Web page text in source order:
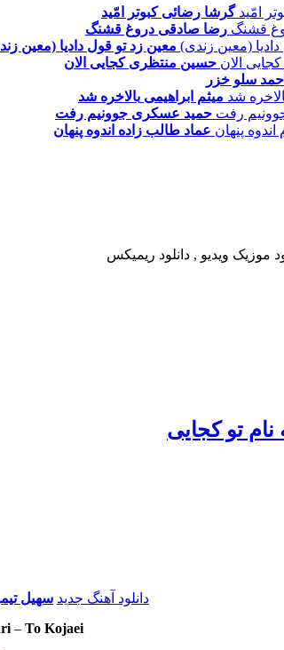
گرشا رضائیکبوتر امّید
رضا صادقی دروغ قشنگ
معین زدتو قول دادیا (معین
حسین منتظریکجایی الان
احمد سلو خزر
میثم ابراهیمی بالاخره شد
حمید عسکری جوونیم رفت
عماد طالب زاده اندوه پنهان
تو کجایی
دانلود آهنگ جدید سهیل
– To Kojaei